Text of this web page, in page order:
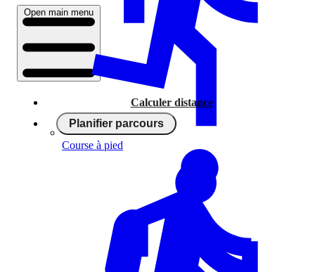
Open main menu
Calculer distance
Planifier parcours
Course à pied